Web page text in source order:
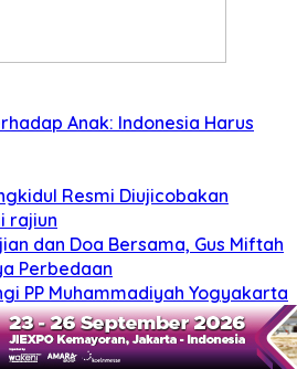
Anak: Indonesia Harus
Resmi Diujicobakan
rajiun
dan Doa Bersama, Gus Miftah
Perbedaan
PP Muhammadiyah Yogyakarta